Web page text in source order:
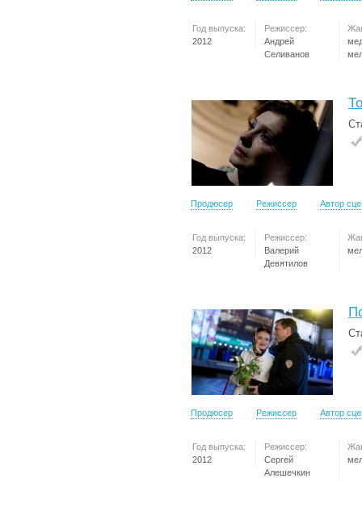
Год выпуска:
2012
Режиссер:
Андрей
Селиванов
Продюсер Режиссер Автор
Год выпуска:
2012
Режиссер:
Валерий
Девятилов
Продюсер Режиссер Автор
Год выпуска:
2012
Режиссер:
Сергей
Алешечкин